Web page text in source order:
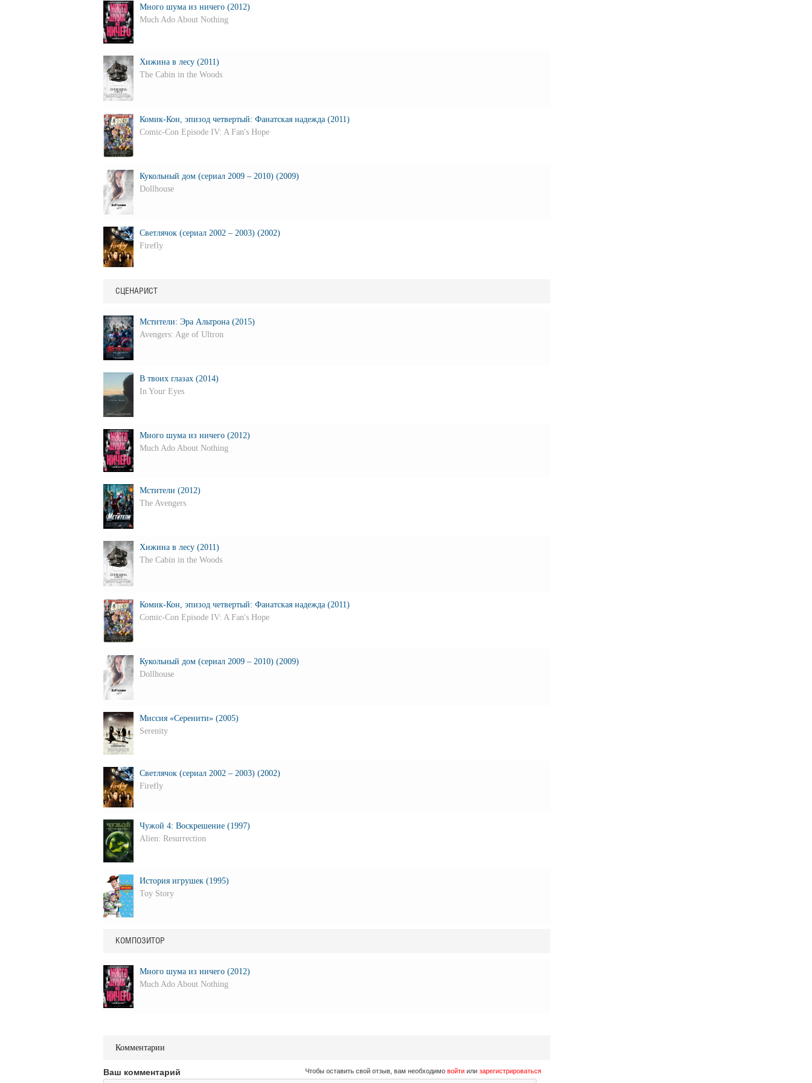
Много шума из ничего (2012)
Much Ado About Nothing
Хижина в лесу (2011)
The Cabin in the Woods
Комик-Кон, эпизод четвертый: Фанатская надежда (2011)
Comic-Con Episode IV: A Fan's Hope
Кукольный дом (сериал 2009 – 2010) (2009)
Dollhouse
Светлячок (сериал 2002 – 2003) (2002)
Firefly
СЦЕНАРИСТ
Мстители: Эра Альтрона (2015)
Avengers: Age of Ultron
В твоих глазах (2014)
In Your Eyes
Много шума из ничего (2012)
Much Ado About Nothing
Мстители (2012)
The Avengers
Хижина в лесу (2011)
The Cabin in the Woods
Комик-Кон, эпизод четвертый: Фанатская надежда (2011)
Comic-Con Episode IV: A Fan's Hope
Кукольный дом (сериал 2009 – 2010) (2009)
Dollhouse
Миссия «Серенити» (2005)
Serenity
Светлячок (сериал 2002 – 2003) (2002)
Firefly
Чужой 4: Воскрешение (1997)
Alien: Resurrection
История игрушек (1995)
Toy Story
КОМПОЗИТОР
Много шума из ничего (2012)
Much Ado About Nothing
Комментарии
Ваш комментарий Чтобы оставить свой отзыв, вам необходимо войтиили зарегистрироваться